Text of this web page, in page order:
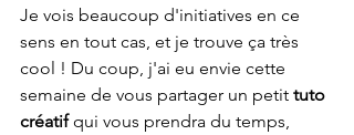
Je vois beaucoup d'initiatives en ce
sens en tout cas, et je trouve ça très
cool ! Du coup, j'ai eu envie cette
semaine de vous partager un petit tuto
créatif qui vous prendra du temps,